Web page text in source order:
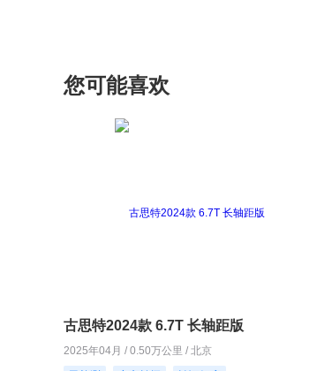
您可能喜欢
古思特2024款 6.7T 长轴距版
2025年04月 / 0.50万公里 / 北京